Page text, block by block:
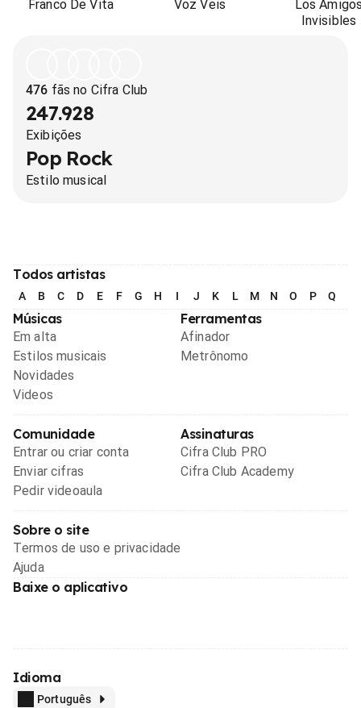
Franco De Vita Voz Veis
Los
Invisibles
476 fãs no Cifra Club
247.928
Exibições
Pop Rock
Estilo musical
Todos artistas
A B C D E F G H I J K L M N O P Q
Músicas
Em alta
Estilos musicais
Novidades
Videos
Ferramentas
Afinador
Metrônomo
Comunidade
Entrar ou criar conta
Enviar cifras
Pedir videoaula
Assinaturas
Cifra Club PRO
Cifra Club Academy
Sobre o site
Termos de uso e privacidade
Ajuda
Baixe o aplicativo
Idioma
Português